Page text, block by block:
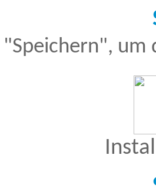
"Speichern", um